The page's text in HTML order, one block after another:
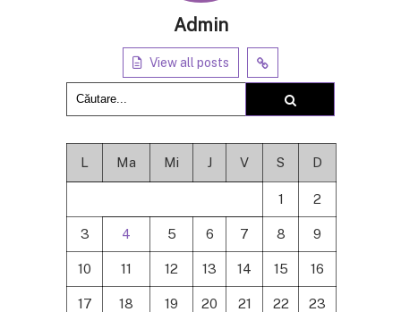
Admin
View all posts
L Ma Mi J V S D
1 2
3 4 5 6 7 8 9
10 11 12 13 14 15 16
17 18 19 20 21 22 23